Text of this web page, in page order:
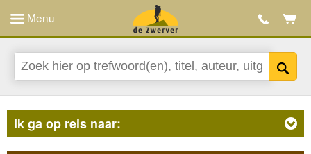
Menu
Ik ga op reis naar: